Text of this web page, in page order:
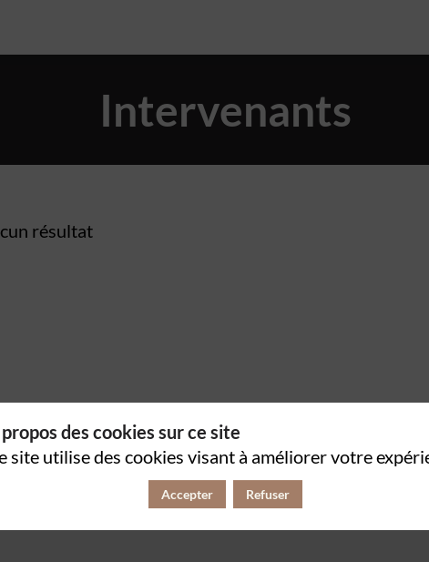
Intervenants
résultat
des cookies sur ce site
site utilise des cookies visant à améliorer votre
Accepter Refuser